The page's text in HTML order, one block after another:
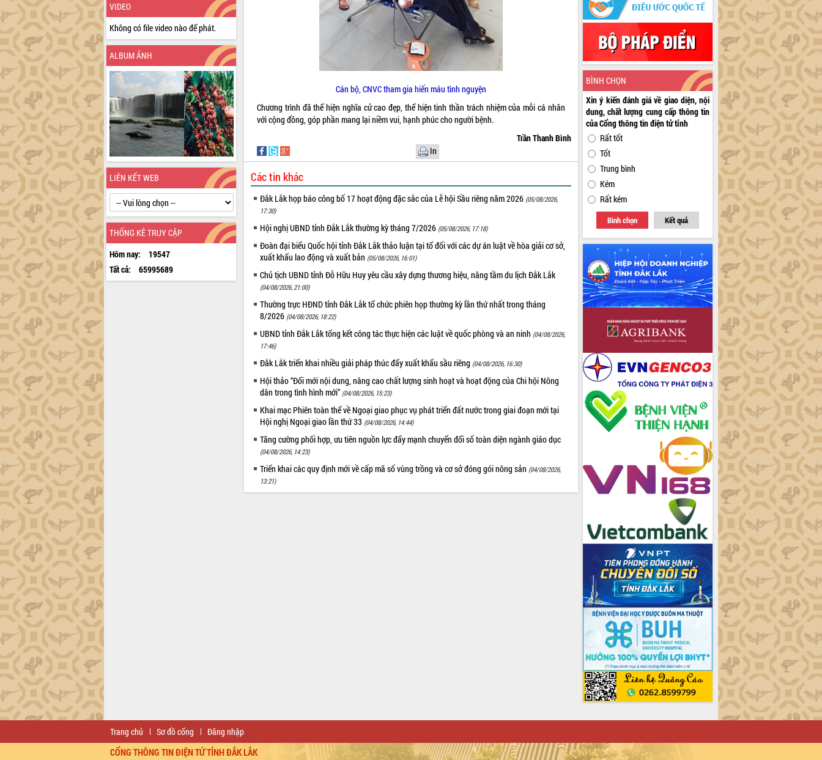
VIDEO
Không có file video nào để phát.
ALBUM ẢNH
LIÊN KẾT WEB
THỐNG KÊ TRUY CẬP
Hôm nay:
19547
Tất cả:
65995689
Cán bộ, CNVC tham gia hiến máu tình nguyện
Chương trình đã thể hiện nghĩa cử cao đẹp, thể hiện tinh thần trách nhiệm của mỗi cá nhân
với cộng đồng, góp phần mang lại niềm vui, hạnh phúc cho người bệnh.
Trần Thanh Bình
In
Các tin khác
Đắk Lắk họp báo công bố 17 hoạt động đặc sắc của Lễ hội Sầu riêng năm 2026 (05/08/2026,
17:30)
Hội nghị UBND tỉnh Đắk Lắk thường kỳ tháng 7/2026 (05/08/2026, 17:18)
Đoàn đại biểu Quốc hội tỉnh Đắk Lắk thảo luận tại tổ đối với các dự án luật về hòa giải cơ sở,
xuất khẩu lao động và xuất bản (05/08/2026, 16:01)
Chủ tịch UBND tỉnh Đỗ Hữu Huy yêu cầu xây dựng thương hiệu, nâng tầm du lịch Đắk Lắk
(04/08/2026, 21:00)
Thường trực HĐND tỉnh Đắk Lắk tổ chức phiên họp thường kỳ lần thứ nhất trong tháng
8/2026 (04/08/2026, 18:22)
UBND tỉnh Đắk Lắk tổng kết công tác thực hiện các luật về quốc phòng và an ninh (04/08/2026,
17:46)
Đắk Lắk triển khai nhiều giải pháp thúc đẩy xuất khẩu sầu riêng (04/08/2026, 16:30)
Hội thảo “Đổi mới nội dung, nâng cao chất lượng sinh hoạt và hoạt động của Chi hội Nông
dân trong tình hình mới” (04/08/2026, 15:23)
Khai mạc Phiên toàn thể về Ngoại giao phục vụ phát triển đất nước trong giai đoạn mới tại
Hội nghị Ngoại giao lần thứ 33 (04/08/2026, 14:44)
Tăng cường phối hợp, ưu tiên nguồn lực đẩy mạnh chuyển đổi số toàn diện ngành giáo dục
(04/08/2026, 14:23)
Triển khai các quy định mới về cấp mã số vùng trồng và cơ sở đóng gói nông sản (04/08/2026,
13:21)
BÌNH CHỌN
Xin ý kiến đánh giá về giao diện, nội
dung, chất lượng cung cấp thông tin
của Cổng thông tin điện tử tỉnh
Rất tốt
Tốt
Trung bình
Kém
Rất kém
Bình chọn Kết quả
Trang chủ Sơ đồ cổng Đăng nhập
CỔNG THÔNG TIN ĐIỆN TỬ TỈNH ĐẮK LẮK